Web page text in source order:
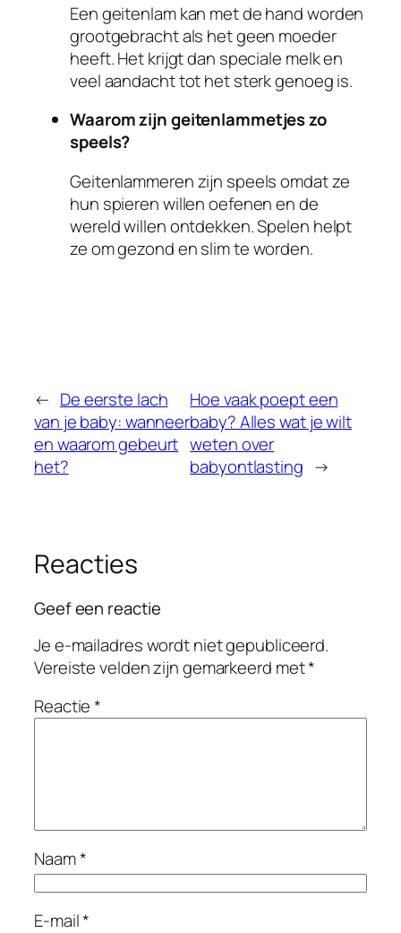
Een geitenlam kan met de hand worden
grootgebracht als het geen moeder
heeft. Het krijgt dan speciale melk en
veel aandacht tot het sterk genoeg is.
Waarom zijn geitenlammetjes zo
speels?
Geitenlammeren zijn speels omdat ze
hun spieren willen oefenen en de
wereld willen ontdekken. Spelen helpt
ze om gezond en slim te worden.
← De eerste lach
van je baby: wanneer
en waarom gebeurt
het?
Hoe vaak poept een
baby? Alles wat je wilt
weten over
babyontlasting →
Reacties
Geef een reactie
Je e-mailadres wordt niet gepubliceerd.
Vereiste velden zijn gemarkeerd met*
Reactie*
Naam*
E-mail*